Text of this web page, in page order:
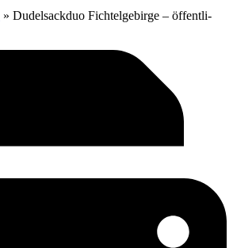
» Dudel­sack­duo Fich­tel­ge­bir­ge – öffent­li­